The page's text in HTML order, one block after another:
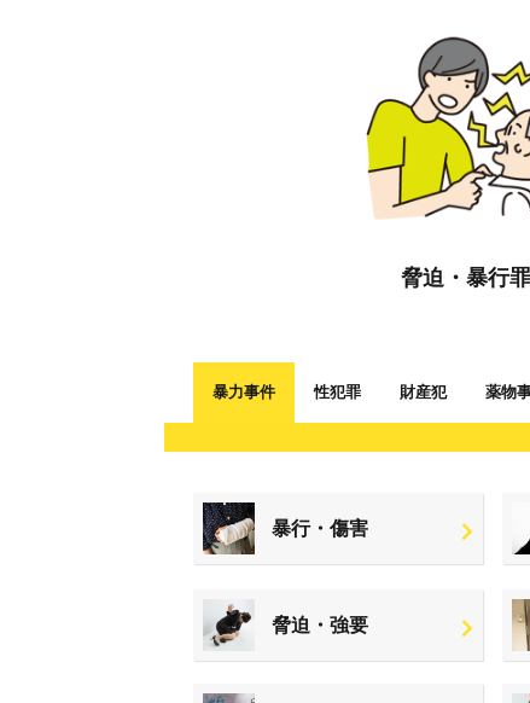
脅迫・暴行罪
暴力事件 性犯罪 財産犯 薬物
暴行・傷害
脅迫・強要